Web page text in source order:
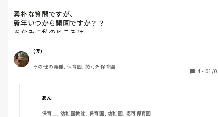
素朴な質問ですが、
新年いつから開園ですか？？
ちなみに私のところは
4日から仕事です(´TωT｀)
(仮)
その他の職種, 保育園, 認可外保育園
4 ・ 01/
あん
保育士, 幼稚園教諭, 保育園, 幼稚園, 認可保育園